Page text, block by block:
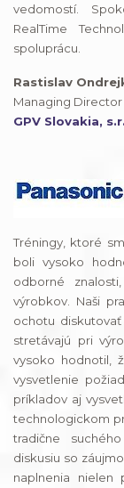
vedomostí.
RealTime
spoluprácu.
Rastislav
Managing Director
GPV Slovakia,
Tréningy, ktoré
boli vysoko
odborné
výrobkov. Naši
ochotu
stretávajú pri
vysoko hodnotil,
vysvetlenie
príkladov aj
technologickom
tradične
diskusiu so
naplnenia nielen